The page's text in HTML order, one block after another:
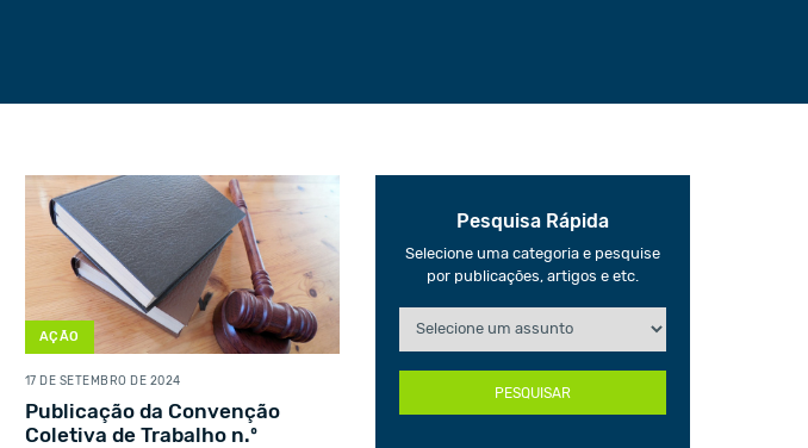
AÇÃO
17 DE SETEMBRO DE 2024
Publicação da Convenção
Coletiva de Trabalho n.º
Pesquisa Rápida
Selecione uma categoria e pesquise
por publicações, artigos e etc.
PESQUISAR